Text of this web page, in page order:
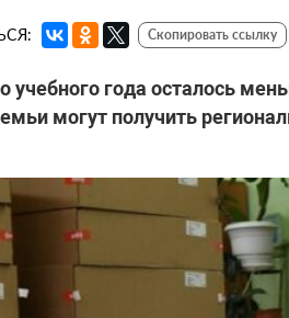
Скопировать ссылку
учебного года осталось
могут получить